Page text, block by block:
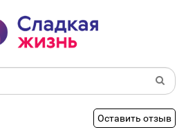
Оставить отзыв